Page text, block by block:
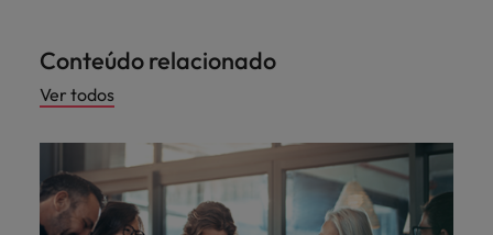
Conteúdo relacionado
Ver todos